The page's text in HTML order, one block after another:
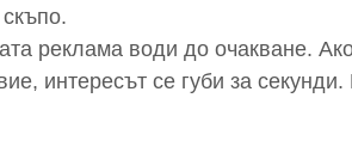
реклама води до очакване.
интересът се губи за